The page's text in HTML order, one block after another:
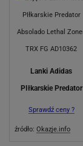
Lanki Adidas
PIłkarskie Predator
Sprawdź ceny ?
źródło: Okazje.info